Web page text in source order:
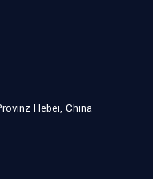
Hebei, China